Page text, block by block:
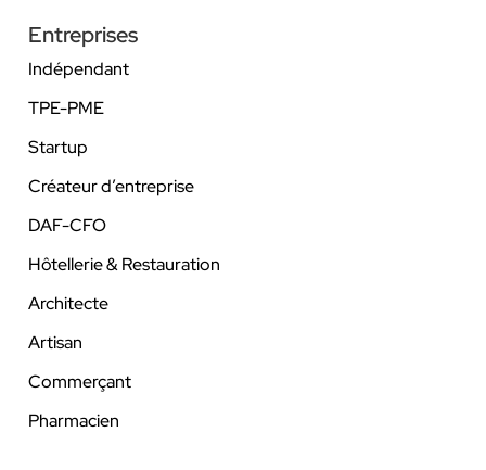
Entreprises
Indépendant
TPE-PME
Startup
Créateur d’entreprise
DAF-CFO
Hôtellerie & Restauration
Architecte
Artisan
Commerçant
Pharmacien